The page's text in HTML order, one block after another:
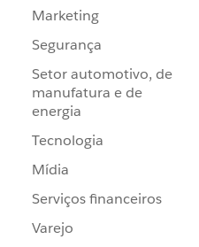
Marketing
Segurança
Setor automotivo, de
manufatura e de
energia
Tecnologia
Mídia
Serviços financeiros
Varejo